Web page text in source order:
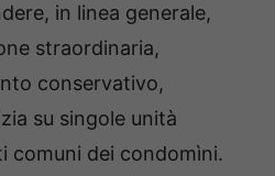
in linea generale,
straordinaria,
conservativo,
su singole unità
comuni dei condomìni.